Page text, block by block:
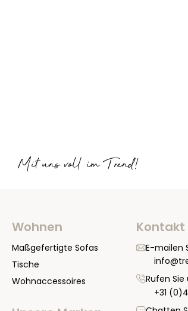
Mit uns voll im Trend!
Wohnen
Maßgefertigte Sofas
Tische
Wohnaccessoires
Kontakt
E-mailen
Rufen Sie
+31